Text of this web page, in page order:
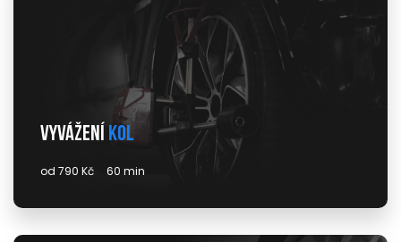
Vyvážení kol
od 790 Kč 60 min